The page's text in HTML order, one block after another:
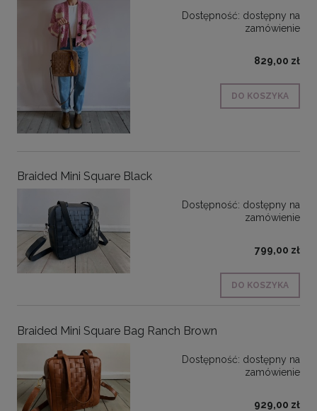
Dostępność: dostępny na
zamówienie
829,00 zł
DO KOSZYKA
Braided Mini Square Black
Dostępność: dostępny na
zamówienie
799,00 zł
DO KOSZYKA
Braided Mini Square Bag Ranch Brown
Dostępność: dostępny na
zamówienie
929,00 zł